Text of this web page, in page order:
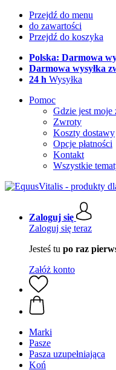
Przejdź do menu
do zawartości
Przejdź do koszyka
Polska: Darmowa
Darmowa wysyłka
24 h Wysyłka
Pomoc
Gdzie jest moje
Zwroty
Koszty dostawy
Opcje płatności
Kontakt
Wszystkie
Zaloguj się
Zaloguj się teraz
Jesteś tu po raz
Załóż konto
Marki
Pasze
Pasza uzupełniająca
Koń